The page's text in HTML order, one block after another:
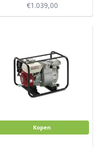
€1.039,00
Kopen